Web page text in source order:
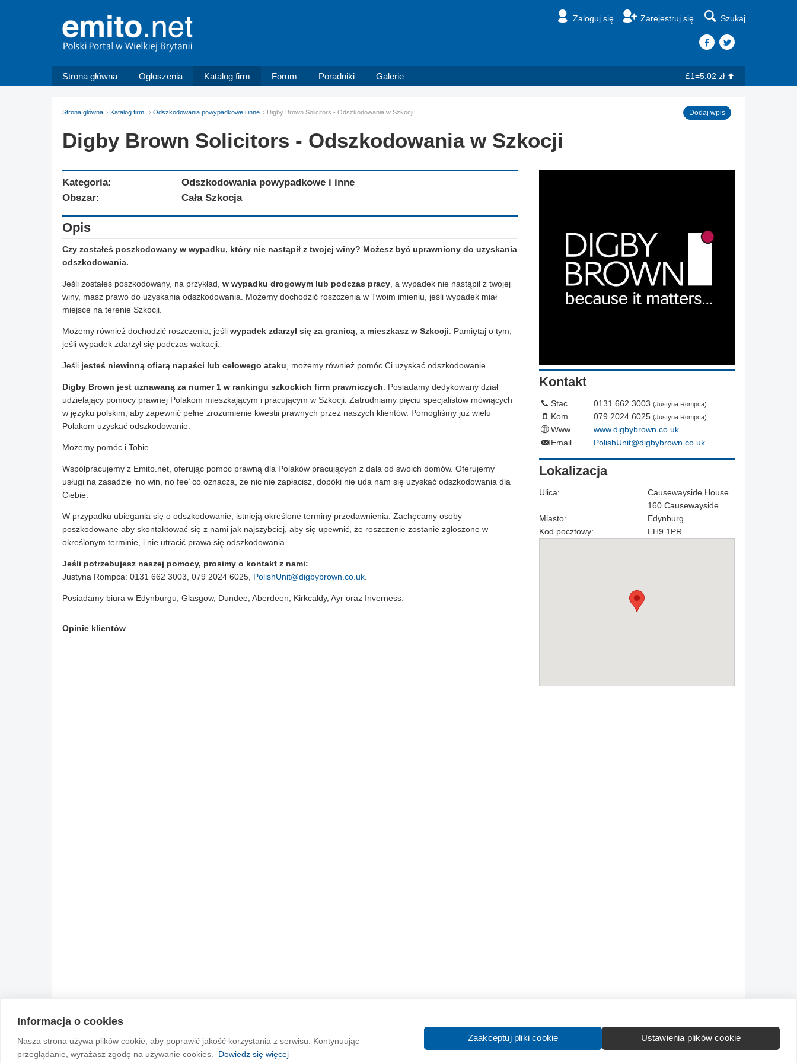
Informacja o cookies
Nasza strona używa plików cookie, aby poprawić jakość korzystania z serwisu. Kontynuując
przeglądanie, wyrażasz zgodę na używanie cookies.
Dowiedz się więcej
Zaakceptuj pliki cookie Ustawienia plików cookie
Zaloguj się Zarejestruj się Szukaj
Strona główna Ogłoszenia Katalog firm Forum Poradniki Galerie £1=5.02 zł
Strona główna Katalog firm Odszkodowania powypadkowe i inne Digby Brown Solicitors - Odszkodowania w Szkocji Dodaj wpis
Digby Brown Solicitors - Odszkodowania w Szkocji
Kategoria:
Odszkodowania powypadkowe i inne
Obszar:
Cała Szkocja
Opis
Czy zostałeś poszkodowany w wypadku, który nie nastąpił z twojej winy? Możesz być uprawniony do uzyskania
odszkodowania.
Jeśli zostałeś poszkodowany, na przykład, w wypadku drogowym lub podczas pracy, a wypadek nie nastąpił z twojej
winy, masz prawo do uzyskania odszkodowania. Możemy dochodzić roszczenia w Twoim imieniu, jeśli wypadek miał
miejsce na terenie Szkocji.
Możemy również dochodzić roszczenia, jeśli wypadek zdarzył się za granicą, a mieszkasz w Szkocji. Pamiętaj o tym,
jeśli wypadek zdarzył się podczas wakacji.
Jeśli jesteś niewinną ofiarą napaści lub celowego ataku, możemy również pomóc Ci uzyskać odszkodowanie.
Digby Brown jest uznawaną za numer 1 w rankingu szkockich firm prawniczych. Posiadamy dedykowany dział
udzielający pomocy prawnej Polakom mieszkającym i pracującym w Szkocji. Zatrudniamy pięciu specjalistów mówiących
w języku polskim, aby zapewnić pełne zrozumienie kwestii prawnych przez naszych klientów. Pomogliśmy już wielu
Polakom uzyskać odszkodowanie.
Możemy pomóc i Tobie.
Współpracujemy z Emito.net, oferując pomoc prawną dla Polaków pracujących z dala od swoich domów. Oferujemy
usługi na zasadzie ’no win, no fee’ co oznacza, że nic nie zapłacisz, dopóki nie uda nam się uzyskać odszkodowania dla
Ciebie.
W przypadku ubiegania się o odszkodowanie, istnieją określone terminy przedawnienia. Zachęcamy osoby
poszkodowane aby skontaktować się z nami jak najszybciej, aby się upewnić, że roszczenie zostanie zgłoszone w
określonym terminie, i nie utracić prawa się odszkodowania.
Jeśli potrzebujesz naszej pomocy, prosimy o kontakt z nami:
Justyna Rompca: 0131 662 3003, 079 2024 6025, PolishUnit@digbybrown.co.uk.
Posiadamy biura w Edynburgu, Glasgow, Dundee, Aberdeen, Kirkcaldy, Ayr oraz Inverness.
Opinie klientów
Kontakt
Stac. 0131 662 3003 (Justyna Rompca)
Kom. 079 2024 6025 (Justyna Rompca)
Www
www.digbybrown.co.uk
Email
PolishUnit@digbybrown.co.uk
Lokalizacja
Ulica:
Causewayside House
160 Causewayside
Miasto:
Edynburg
Kod pocztowy:
EH9 1PR
Information in English: About Advertise Contact
© 2004-2026 Emito.net